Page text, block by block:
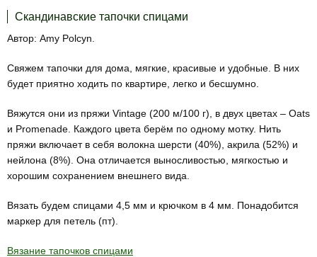
Скандинавские тапочки спицами
Автор: Amy Polcyn.
Свяжем тапочки для дома, мягкие, красивые и удобные. В них
будет приятно ходить по квартире, легко и бесшумно.
Вяжутся они из пряжи Vintage (200 м/100 г), в двух цветах – Oats
и Promenade. Каждого цвета берём по одному мотку. Нить
пряжи включает в себя волокна шерсти (40%), акрила (52%) и
нейлона (8%). Она отличается выносливостью, мягкостью и
хорошим сохранением внешнего вида.
Вязать будем спицами 4,5 мм и крючком в 4 мм. Понадобится
маркер для петель (пт).
Вязание тапочков спицами